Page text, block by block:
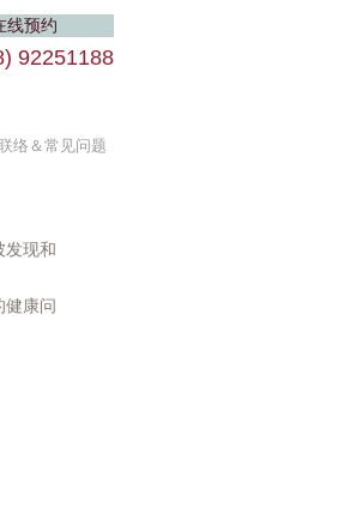
92251188
络＆常见问题
线预约
发现和
健康问